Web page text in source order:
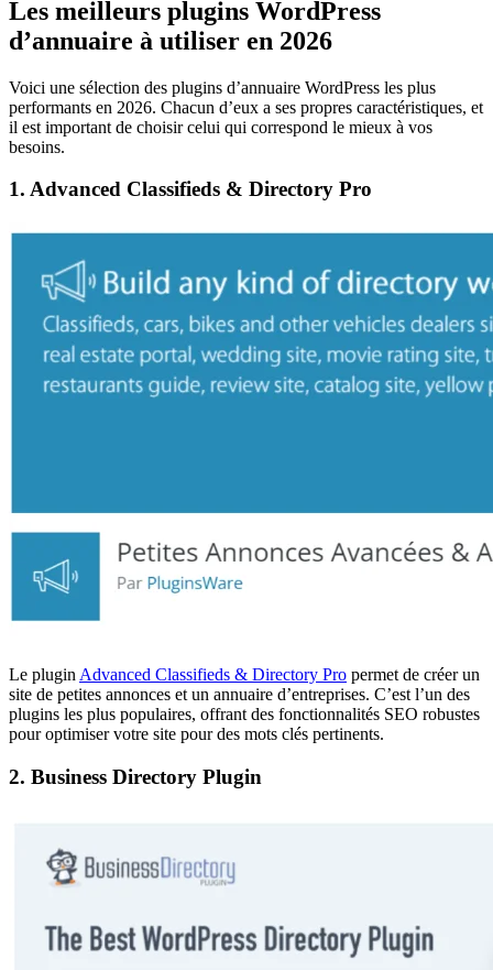
Les meilleurs plugins WordPress
d’annuaire à utiliser en 2026
Voici une sélection des plugins d’annuaire WordPress les plus
performants en 2026. Chacun d’eux a ses propres caractéristiques, et
il est important de choisir celui qui correspond le mieux à vos
besoins.
1. Advanced Classifieds & Directory Pro
Le plugin Advanced Classifieds & Directory Pro permet de créer un
site de petites annonces et un annuaire d’entreprises. C’est l’un des
plugins les plus populaires, offrant des fonctionnalités SEO robustes
pour optimiser votre site pour des mots clés pertinents.
2. Business Directory Plugin